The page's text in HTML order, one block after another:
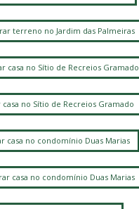
terreno no Jardim das Palmeiras
casa no Sítio de Recreios Gramado
casa no Sítio de Recreios Gramado
casa no condomínio Duas Marias
casa no condomínio Duas Marias